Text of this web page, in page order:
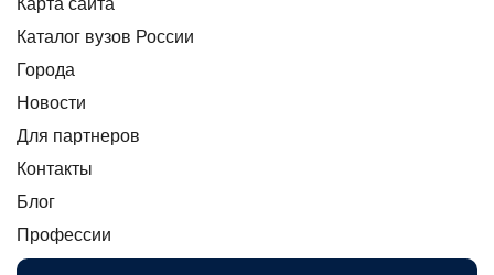
Карта сайта
Каталог вузов России
Города
Новости
Для партнеров
Контакты
Блог
Профессии